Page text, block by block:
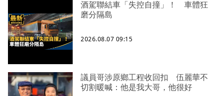
酒駕聯結車「失控自撞」！ 車體狂
磨分隔島
2026.08.07 09:15
議員哥涉原鄉工程收回扣 伍麗華不
切割暖喊：他是我大哥，他很好